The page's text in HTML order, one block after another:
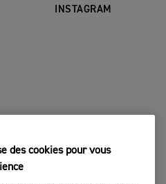
INSTAGRAM
des cookies pour vous